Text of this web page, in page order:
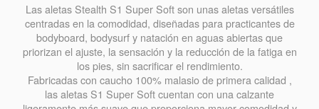
Las aletas Stealth S1 Super Soft son unas aletas versátiles
centradas en la comodidad, diseñadas para practicantes de
bodyboard, bodysurf y natación en aguas abiertas que
priorizan el ajuste, la sensación y la reducción de la fatiga en
los pies, sin sacrificar el rendimiento.
Fabricadas con caucho 100% malasio de primera calidad ,
las aletas S1 Super Soft cuentan con una calzante